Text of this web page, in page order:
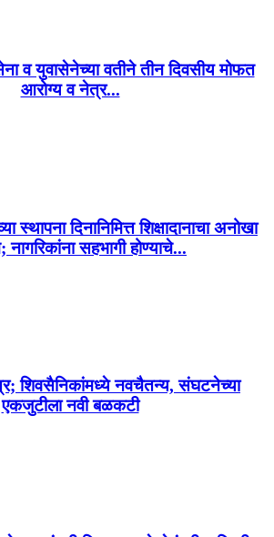
व युवासेनेच्या वतीने तीन दिवसीय मोफत
आरोग्य व नेत्र...
स्थापना दिनानिमित्त शिक्षादानाचा अनोखा
सहभागी होण्याचे...
शिवसैनिकांमध्ये नवचैतन्य, संघटनेच्या
एकजुटीला नवी बळकटी